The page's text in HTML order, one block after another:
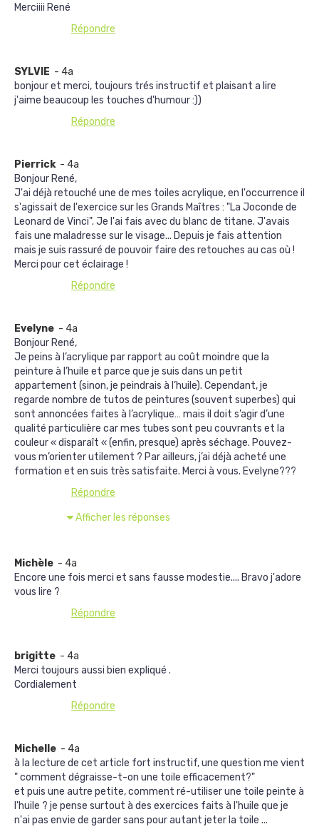
Merciiii René
Répondre
SYLVIE - 4a
bonjour et merci, toujours trés instructif et plaisant a lire
j'aime beaucoup les touches d'humour :))
Répondre
Pierrick - 4a
Bonjour René,
J'ai déjà retouché une de mes toiles acrylique, en l'occurrence il
s'agissait de l'exercice sur les Grands Maîtres : "La Joconde de
Leonard de Vinci". Je l'ai fais avec du blanc de titane. J'avais
fais une maladresse sur le visage... Depuis je fais attention
mais je suis rassuré de pouvoir faire des retouches au cas où !
Merci pour cet éclairage !
Répondre
Evelyne - 4a
Bonjour René,
Je peins à l’acrylique par rapport au coût moindre que la
peinture à l’huile et parce que je suis dans un petit
appartement (sinon, je peindrais à l’huile). Cependant, je
regarde nombre de tutos de peintures (souvent superbes) qui
sont annoncées faites à l’acrylique… mais il doit s’agir d’une
qualité particulière car mes tubes sont peu couvrants et la
couleur « disparaît « (enfin, presque) après séchage. Pouvez-
vous m’orienter utilement ? Par ailleurs, j’ai déjà acheté une
formation et en suis très satisfaite. Merci à vous. Evelyne???
Répondre
Afficher les réponses
Michèle - 4a
Encore une fois merci et sans fausse modestie.... Bravo j'adore
vous lire ?
Répondre
brigitte - 4a
Merci toujours aussi bien expliqué .
Cordialement
Répondre
Michelle - 4a
à la lecture de cet article fort instructif, une question me vient
" comment dégraisse-t-on une toile efficacement?"
et puis une autre petite, comment ré-utiliser une toile peinte à
l'huile ? je pense surtout à des exercices faits à l'huile que je
n'ai pas envie de garder sans pour autant jeter la toile ...